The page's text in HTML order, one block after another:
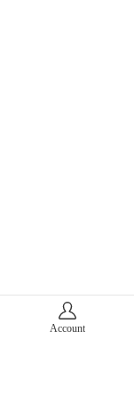
Account